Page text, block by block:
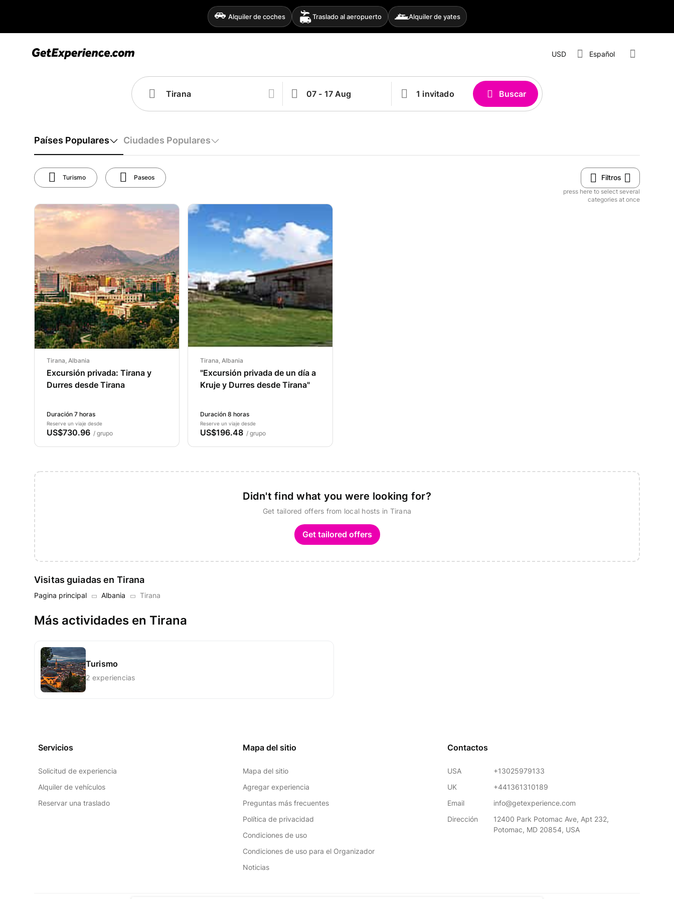
Alquiler de coches Traslado al aeropuerto Alquiler de yates
USD Español
Buscar
Países Populares Ciudades Populares
Turismo Paseos Filtros
press here to select several
categories at once
Tirana, Albania
Excursión privada: Tirana y
Durres desde Tirana
Duración 7 horas
Reserve un viaje desde
US$730.96 / grupo
Tirana, Albania
"Excursión privada de un día a
Kruje y Durres desde Tirana"
Duración 8 horas
Reserve un viaje desde
US$196.48 / grupo
Didn't find what you were looking for?
Get tailored offers from local hosts in Tirana
Get tailored offers
Visitas guiadas en Tirana
Pagina principal Albania Tirana
Más actividades en Tirana
Turismo
2 experiencias
Servicios
Solicitud de experiencia
Alquiler de vehículos
Reservar una traslado
Mapa del sitio
Mapa del sitio
Agregar experiencia
Preguntas más frecuentes
Política de privacidad
Condiciones de uso
Condiciones de uso para el Organizador
Noticias
Contactos
USA
+13025979133
UK
+441361310189
Email
info@getexperience.com
Dirección
12400 Park Potomac Ave, Apt 232,
Potomac, MD 20854, USA